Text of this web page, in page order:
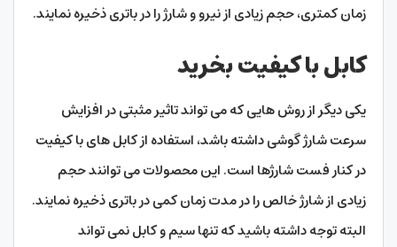
زمان کمتری، حجم زیادی از نیرو و شارژ را در باتری ذخیره نمایند.
کابل با کیفیت بخرید
یکی دیگر از روش هایی که می تواند تاثیر مثبتی در افزایش
سرعت شارژ گوشی داشته باشد، استفاده از کابل های با کیفیت
در کنار فست شارژها است. این محصولات می توانند حجم
زیادی از شارژ خالص را در مدت زمان کمی در باتری ذخیره نمایند.
البته توجه داشته باشید که تنها سیم و کابل نمی تواند